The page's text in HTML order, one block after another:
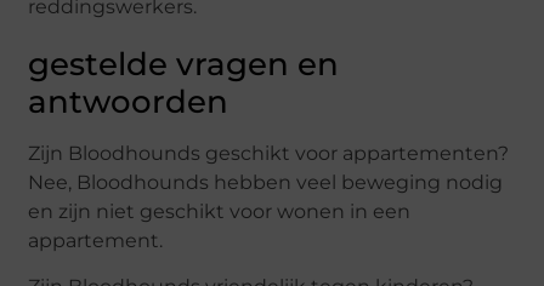
reddingswerkers.
gestelde vragen en
antwoorden
Zijn Bloodhounds geschikt voor appartementen?
Nee, Bloodhounds hebben veel beweging nodig
en zijn niet geschikt voor wonen in een
appartement.